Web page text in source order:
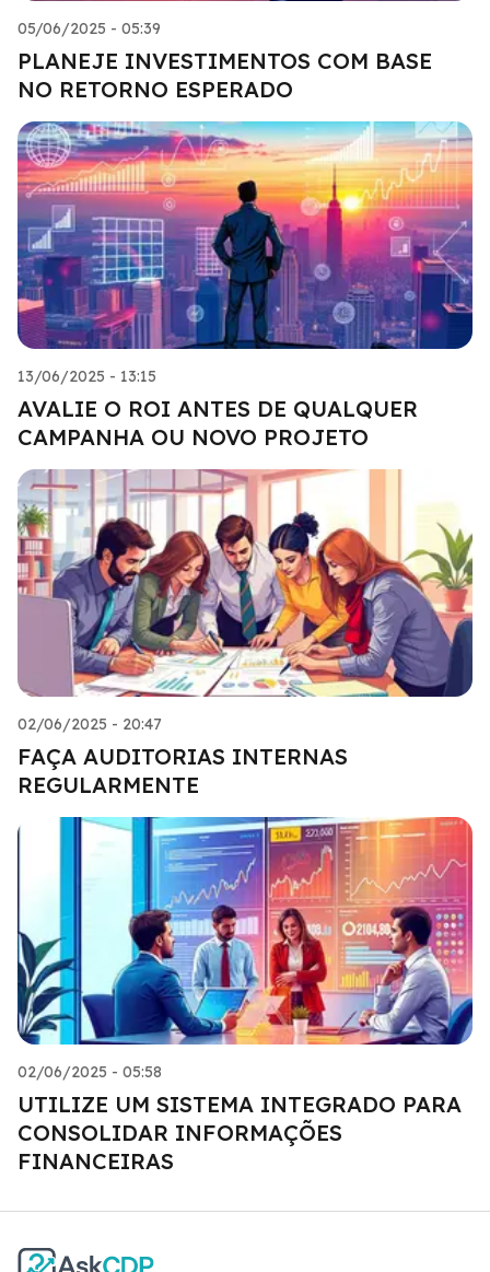
05/06/2025 - 05:39
PLANEJE INVESTIMENTOS COM BASE
NO RETORNO ESPERADO
13/06/2025 - 13:15
AVALIE O ROI ANTES DE QUALQUER
CAMPANHA OU NOVO PROJETO
02/06/2025 - 20:47
FAÇA AUDITORIAS INTERNAS
REGULARMENTE
02/06/2025 - 05:58
UTILIZE UM SISTEMA INTEGRADO PARA
CONSOLIDAR INFORMAÇÕES
FINANCEIRAS